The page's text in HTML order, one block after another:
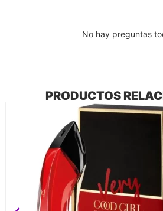
No hay preguntas
PRODUCTOS